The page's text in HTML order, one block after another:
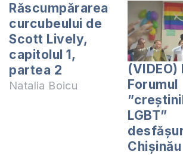
Răscumpărarea
curcubeului de
Scott Lively,
capitolul 1,
partea 2
Natalia Boicu
Forumul
LGBT”
Chișinău